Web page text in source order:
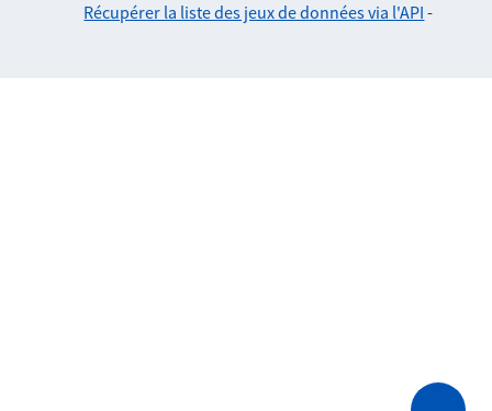
Récupérer la liste des jeux de données via l'API -